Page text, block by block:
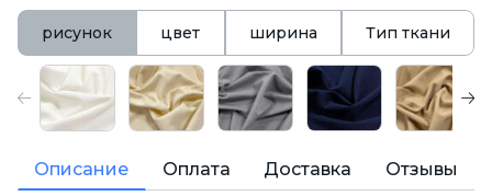
рисунок цвет ширина Тип ткани
Описание Оплата Доставка Отзывы